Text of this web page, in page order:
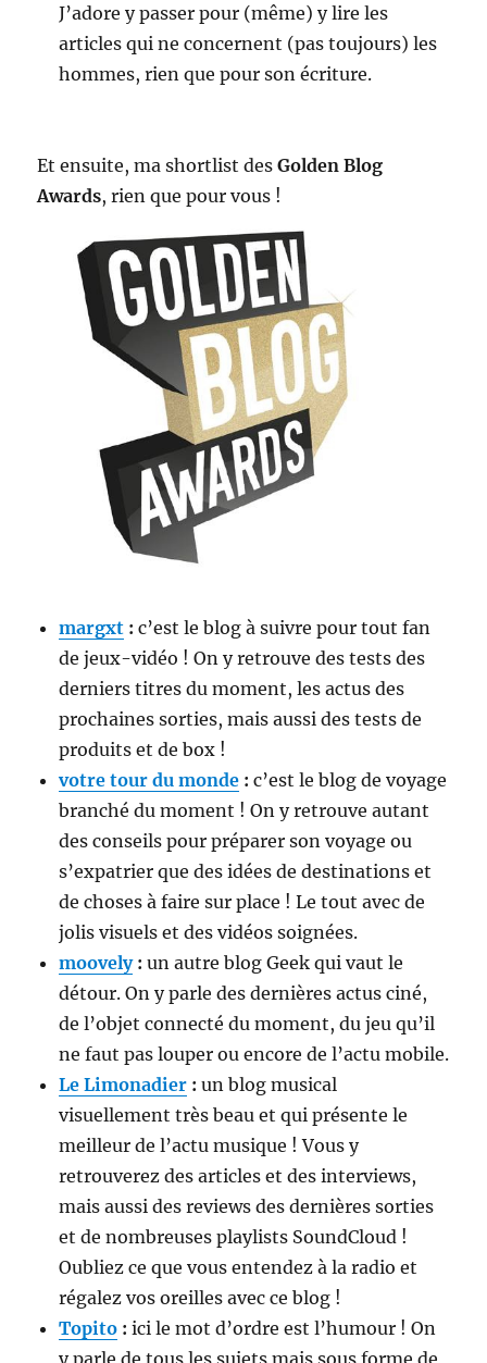
J’adore y passer pour (même) y lire les
articles qui ne concernent (pas toujours) les
hommes, rien que pour son écriture.
Et ensuite, ma shortlist desGolden Blog
Awards, rien que pour vous !
margxt :c’est le blog à suivre pour tout fan
de jeux-vidéo ! On y retrouve des tests des
derniers titres du moment, les actus des
prochaines sorties, mais aussi des tests de
produits et de box !
votre tour du monde :c’est le blog de voyage
branché du moment ! On y retrouve autant
des conseils pour préparer son voyage ou
s’expatrier que des idées de destinations et
de choses à faire sur place ! Le tout avec de
jolis visuels et des vidéos soignées.
moovely:un autre blog Geek qui vaut le
détour. On y parle des dernières actus ciné,
de l’objet connecté du moment, du jeu qu’il
ne faut pas louper ou encore de l’actu mobile.
Le Limonadier :un blog musical
visuellement très beau et qui présente le
meilleur de l’actu musique ! Vous y
retrouverez des articles et des interviews,
mais aussi des reviews des dernières sorties
et de nombreuses playlists SoundCloud !
Oubliez ce que vous entendez à la radio et
régalez vos oreilles avec ce blog !
Topito :ici le mot d’ordre est l’humour ! On
y parle de tous les sujets mais sous forme de